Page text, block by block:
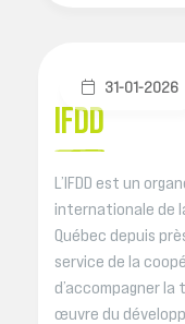
31-01-2026
IFDD
L’IFDD est un
internationale de
Québec depuis
service de la
d’accompagner
œuvre du